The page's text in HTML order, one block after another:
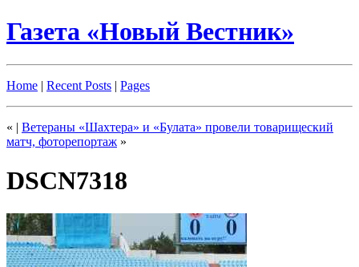
Газета «Новый Вестник»
Home | Recent Posts | Pages
« | Ветераны «Шахтера» и «Булата» провели товарищеский
матч, фоторепортаж »
DSCN7318